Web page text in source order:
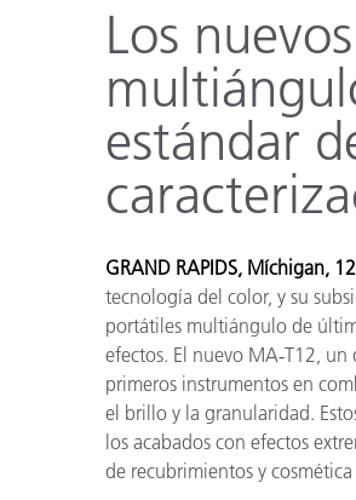
Automotriz
Plásticos
Los
estándar
GRAND RAPIDS, Míchigan,
tecnología del color, y su
portátiles multiángulo de
efectos. El nuevo MA‑T12, un
primeros instrumentos en
el brillo y la granularidad.
los acabados con efectos
de recubrimientos y